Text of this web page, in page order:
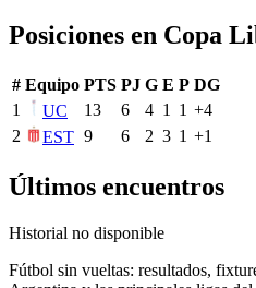
Posiciones en Copa
# Equipo PTS PJ G E P DG
1
UC 13 6 4 1 1 +4
2
EST 9 6 2 3 1 +1
Últimos encuentros
Historial no disponible
Fútbol sin vueltas: resultados,